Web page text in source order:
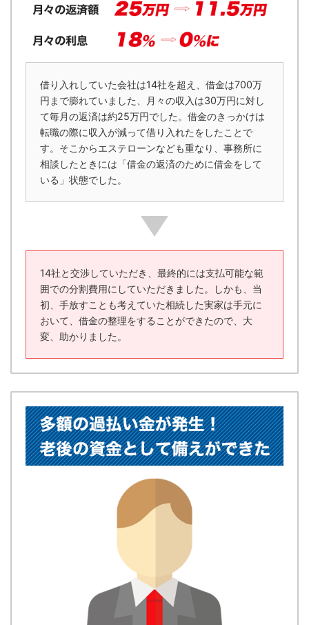
借り入れしていた会社は14社を超え、借金は700万
円まで膨れていました、月々の収入は30万円に対し
て毎月の返済は約25万円でした。借金のきっかけは
転職の際に収入が減って借り入れたをしたことで
す。そこからエステローンなども重なり、事務所に
相談したときには「借金の返済のために借金をして
いる」状態でした。
14社と交渉していただき、最終的には支払可能な範
囲での分割費用にしていただきました。しかも、当
初、手放すことも考えていた相続した実家は手元に
おいて、借金の整理をすることができたので、大
変、助かりました。